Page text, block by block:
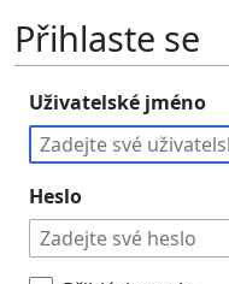
Přihlaste se
Uživatelské jméno
Heslo